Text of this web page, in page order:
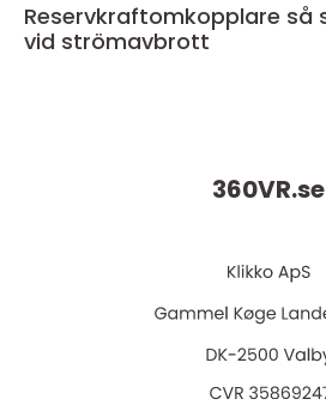
Reservkraftomkopplare så skapas trygg el
vid strömavbrott
360VR.se